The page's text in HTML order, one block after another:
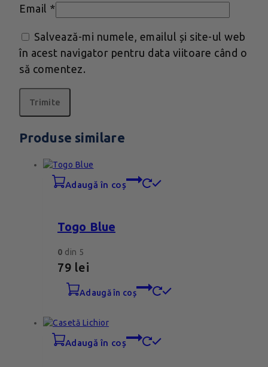
Email *
Salvează-mi numele, emailul și site-ul web
în acest navigator pentru data viitoare când o
să comentez.
Produse similare
adaugă în coș
Togo Blue
0 din 5
79 lei
adaugă în coș
adaugă în coș